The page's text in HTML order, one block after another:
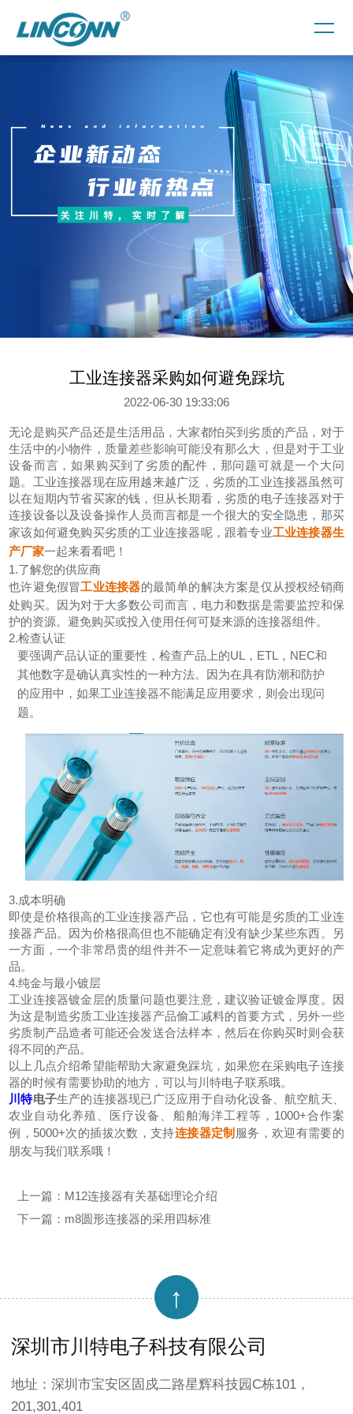
工业连接器采购如何避免踩坑
2022-06-30 19:33:06
无论是购买产品还是生活用品，大家都怕买到劣质的产品，对于
生活中的小物件，质量差些影响可能没有那么大，但是对于工业
设备而言，如果购买到了劣质的配件，那问题可就是一个大问
题。工业连接器现在应用越来越广泛，劣质的工业连接器虽然可
以在短期内节省买家的钱，但从长期看，劣质的电子连接器对于
连接设备以及设备操作人员而言都是一个很大的安全隐患，那买
家该如何避免购买劣质的工业连接器呢，跟着专业工业连接器生
产厂家一起来看看吧！
1.了解您的供应商
也许避免假冒工业连接器的最简单的解决方案是仅从授权经销商
处购买。因为对于大多数公司而言，电力和数据是需要监控和保
护的资源。避免购买或投入使用任何可疑来源的连接器组件。
2.检查认证
要强调产品认证的重要性，检查产品上的UL，ETL，NEC和
其他数字是确认真实性的一种方法。因为在具有防潮和防护
的应用中，如果工业连接器不能满足应用要求，则会出现问
题。
3.成本明确
即使是价格很高的工业连接器产品，它也有可能是劣质的工业连
接器产品。因为价格很高但也不能确定有没有缺少某些东西。另
一方面，一个非常昂贵的组件并不一定意味着它将成为更好的产
品。
4.纯金与最小镀层
工业连接器镀金层的质量问题也要注意，建议验证镀金厚度。因
为这是制造劣质工业连接器产品偷工减料的首要方式，另外一些
劣质制产品造者可能还会发送合法样本，然后在你购买时则会获
得不同的产品。
以上几点介绍希望能帮助大家避免踩坑，如果您在采购电子连接
器的时候有需要协助的地方，可以与川特电子联系哦。
川特电子生产的连接器现已广泛应用于自动化设备、航空航天、
农业自动化养殖、医疗设备、船舶海洋工程等，1000+合作案
例，5000+次的插拔次数，支持连接器定制 服务，欢迎有需要的
朋友与我们联系哦！
上一篇： M12连接器有关基础理论介绍
下一篇： m8圆形连接器的采用四标准
↑
深圳市川特电子科技有限公司
地址：深圳市宝安区固戍二路星辉科技园C栋101，
201,301,401